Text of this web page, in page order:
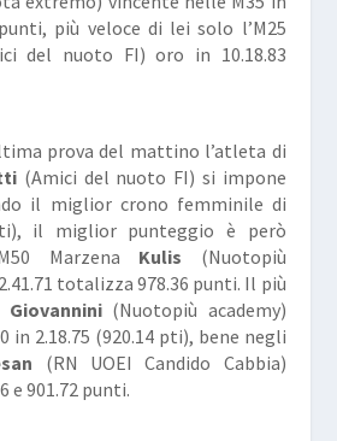
più veloce di lei solo l’M25
del nuoto FI) oro in 10.18.83
prova del mattino l’atleta di
(Amici del nuoto FI) si impone
il miglior crono femminile di
il miglior punteggio è però
Marzena Kulis (Nuotopiù
totalizza 978.36 punti. Il più
Giovannini (Nuotopiù academy)
in 2.18.75 (920.14 pti), bene negli
(RN UOEI Candido Cabbia)
e 901.72 punti.